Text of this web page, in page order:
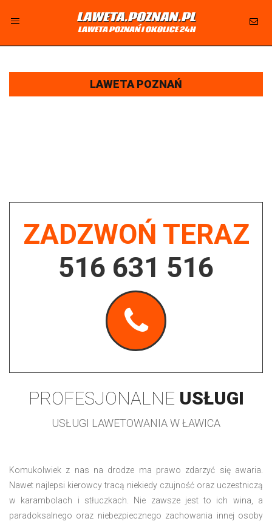
LAWETA.POZNAN.PL
LAWETA POZNAŃ I OKOLICE 24H
LAWETA POZNAŃ
ZADZWOŃ TERAZ
516 631 516
PROFESJONALNE USŁUGI
USŁUGI LAWETOWANIA W ŁAWICA
Komukolwiek z nas na drodze ma prawo zdarzyć się awaria.
Nawet najlepsi kierowcy tracą niekiedy czujność oraz uczestniczą
w karambolach i stłuczkach. Nie zawsze jest to ich wina, a
paradoksalnego oraz niebezpiecznego zachowania innej osoby